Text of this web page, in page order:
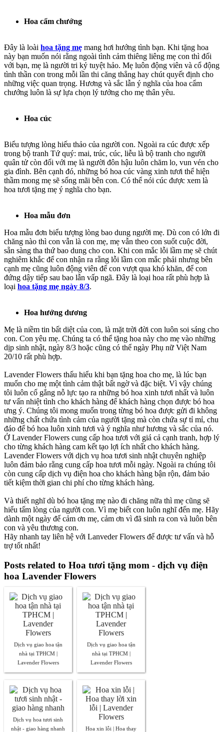
Hoa cẩm chướng
Đây là loài hoa tặng mẹ mang hơi hướng tình bạn. Khi tặng hoa
này bạn muốn nói rằng ngoài tình cảm thiêng liêng mẹ con thì đối
với bạn, mẹ là người tri kỷ tuyệt hảo. Mẹ luôn động viên và cổ động
tình thần con trong mỗi lần thi căng thẳng hay chút quyết định cho
những việc quan trọng. Hương và sắc lẫn ý nghĩa của hoa cẩm
chướng luôn là sự lựa chọn lý tưởng cho mẹ thân yêu.
Hoa cúc
Biểu tượng lòng hiếu thảo của người con. Ngoài ra cúc được xếp
trong bộ tranh Tứ quý: mai, trúc, cúc, liễu là bộ tranh cho người
quân tử còn đối với mẹ là người đôn hậu luôn chăm lo, vun vén cho
gia đình. Bên cạnh đó, những bó hoa cúc vàng xinh tươi thể hiện
thầm mong mẹ sẽ sống mãi bên con. Có thể nói cúc được xem là
hoa tươi tặng mẹ ý nghĩa cho bạn.
Hoa mẫu đơn
Hoa mẫu đơn biểu tượng lòng bao dung người mẹ. Dù con có lớn đi
chăng nào thì con vẫn là con mẹ, mẹ vẫn theo con suốt cuộc đời,
sẵn sàng tha thứ bao dung cho con. Khi con mắc lỗi lầm mẹ sẽ chút
nghiêm khắc để con nhận ra rằng lỗi lầm con mắc phải nhưng bên
cạnh mẹ cũng luôn động viên để con vượt qua khó khăn, để con
đứng dậy tiếp sau bao lẫn vấp ngã. Đây là loại hoa rất phù hợp là
loại hoa tặng mẹ ngày 8/3.
Hoa hướng dương
Mẹ là niềm tin bất diệt của con, là mặt trời đời con luôn soi sáng cho
con. Con yêu mẹ. Chúng ta có thể tặng hoa này cho mẹ vào những
dịp sinh nhật, ngày 8/3 hoặc cũng có thể ngày Phụ nữ Việt Nam
20/10 rất phù hợp.
Lavender Flowers thấu hiểu khi bạn tặng hoa cho mẹ, là lúc bạn
muốn cho mẹ một tình cảm thật bất ngờ và đặc biệt. Vì vậy chúng
tôi luôn cố gắng nỗ lực tạo ra những bó hoa xinh tươi nhất và luôn
tư vấn nhiệt tình cho khách hàng để khách hàng chọn được bó hoa
ưng ý. Chúng tôi mong muốn trong từng bó hoa được gửi đi không
những chất chứa tình cảm của người tặng mà còn chứa sự tỉ mỉ, chu
đáo để bó hoa luôn xinh tươi và ý nghĩa như hương và sắc của nó.
Ở Lavender Flowers cung cấp hoa tươi với giá cả cạnh tranh, hợp lý
cho từng khách hàng cam kết tạo lợi ích nhất cho khách hàng.
Lavender Flowers với dịch vụ hoa tươi sinh nhật chuyên nghiệp
luôn đảm bảo rằng cung cấp hoa tươi mỗi ngày. Ngoài ra chúng tôi
còn cung cấp dịch vụ điện hoa cho khách hàng bận rộn, đảm bảo
tiết kiệm thời gian chi phí cho từng khách hàng.
Và thiết nghĩ dù bó hoa tặng mẹ nào đi chăng nữa thì mẹ cũng sẽ
hiểu tấm lòng của người con. Vì mẹ biết con luôn nghĩ đến mẹ. Hãy
dành một ngày để cảm ơn mẹ, cảm ơn vì đã sinh ra con và luôn bên
con và yêu thương con.
Hãy nhanh tay liên hệ với Lanveder Flowers để được tư vấn và hỗ
trợ tốt nhất!
Posts related to Hoa tươi tặng mom - dịch vụ điện
hoa Lavender Flowers
Dịch vụ giao hoa tận
nhà tại TPHCM |
Lavender Flowers
Dịch vụ giao hoa tận
nhà tại TPHCM |
Lavender Flowers
Dịch vụ hoa tươi sinh
nhật - giao hàng nhanh
Hoa xin lỗi | Hoa thay